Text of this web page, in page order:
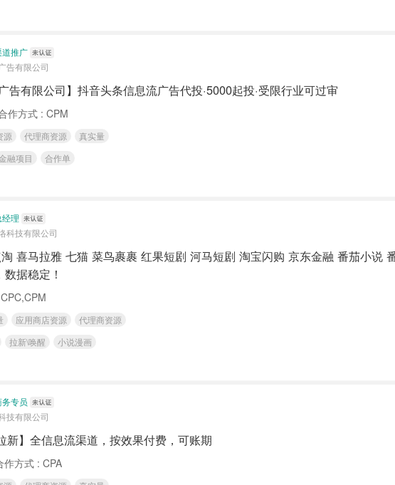
道推广
告有限公司
告有限公司】抖音头条信息流广告代投·5000起投·受限行业可过审
作方式 : CPM
源 代理商资源 真实量
融项目 合作单
经理
科技有限公司
付宝视频
据稳定！
应用商店资源 代理商资源
拉新\唤醒 小说漫画
务专员
技有限公司
新】全信息流渠道，按效果付费，可账期
作方式 : CPA